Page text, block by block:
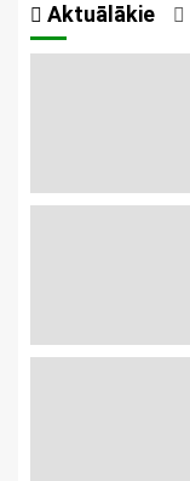
Aktuālākie